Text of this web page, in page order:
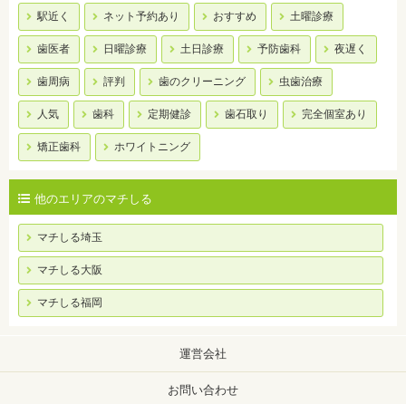
駅近く ネット予約あり おすすめ 土曜診療
歯医者 日曜診療 土日診療 予防歯科 夜遅く
歯周病 評判 歯のクリーニング 虫歯治療
人気 歯科 定期健診 歯石取り 完全個室あり
矯正歯科 ホワイトニング
他のエリアのマチしる
マチしる埼玉
マチしる大阪
マチしる福岡
運営会社
お問い合わせ